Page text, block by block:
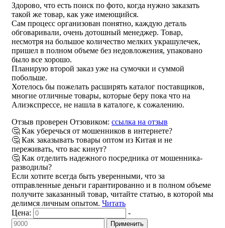
Здорово, что есть поиск по фото, когда нужно заказать
такой же товар, как уже имеющийся.
Сам процесс организован понятно, каждую деталь
обговаривали, очень дотошный менеджер. Товар,
несмотря на большое количество мелких украшулечек,
пришел в полном объеме без недовложения, упаковано
было все хорошо.
Планирую второй заказ уже на сумочки и суммой
побольше.
Хотелось бы пожелать расширять каталог поставщиков,
многие отличные товары, которые беру пока что на
Алиэкспрессе, не нашла в каталоге, к сожалению.
Отзыв проверен Отзовиком: ссылка на отзыв
🤔 Как уберечься от мошенников в интернете?
🤔 Как заказывать товары оптом из Китая и не
переживать, что вас кинут?
🤔 Как отделить надежного посредника от мошенника-
разводилы?
Если хотите всегда быть уверенными, что за
отправленные деньги гарантированно и в полном объеме
получите заказанный товар, читайте статью, в которой мы
делимся личным опытом. Читать
Цена: -
Применить